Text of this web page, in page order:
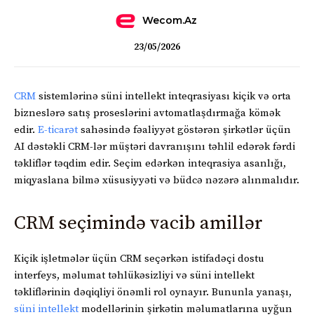
Wecom.az
23/05/2026
CRM sistemlərinə süni intellekt inteqrasiyası kiçik və orta
bizneslərə satış proseslərini avtomatlaşdırmağa kömək
edir. E-ticarət sahəsində fəaliyyət göstərən şirkətlər üçün
AI dəstəkli CRM-lər müştəri davranışını təhlil edərək fərdi
təkliflər təqdim edir. Seçim edərkən inteqrasiya asanlığı,
miqyaslana bilmə xüsusiyyəti və büdcə nəzərə alınmalıdır.
CRM seçimində vacib amillər
Kiçik işletmələr üçün CRM seçərkən istifadəçi dostu
interfeys, məlumat təhlükəsizliyi və süni intellekt
təkliflərinin dəqiqliyi önəmli rol oynayır. Bununla yanaşı,
süni intellekt modellərinin şirkətin məlumatlarına uyğun